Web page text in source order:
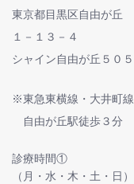
東京都目黒区自由が丘
１－１３－４
シャイン自由が丘５０５
※東急東横線・大井町線
自由が丘駅徒歩３分
診療時間①
（月・水・木・土・日）